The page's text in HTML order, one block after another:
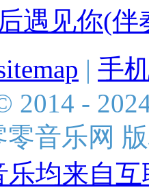
遇见你(伴
| 手
2014 -
零音乐网
乐均来自